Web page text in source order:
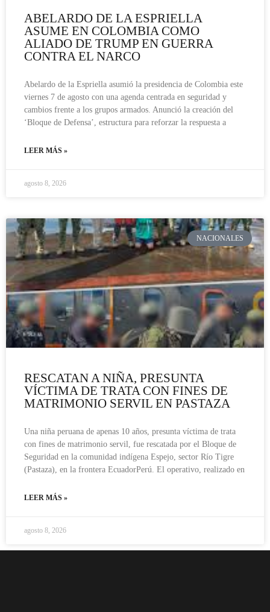
ABELARDO DE LA ESPRIELLA
ASUME EN COLOMBIA COMO
ALIADO DE TRUMP EN GUERRA
CONTRA EL NARCO
Abelardo de la Espriella asumió la presidencia de Colombia este
viernes 7 de agosto con una agenda centrada en seguridad y
cambios frente a los grupos armados. Anunció la creación del
‘Bloque de Defensa’, estructura para reforzar la respuesta a
LEER MÁS »
agosto 8, 2026
NACIONALES
RESCATAN A NIÑA, PRESUNTA
VÍCTIMA DE TRATA CON FINES DE
MATRIMONIO SERVIL EN PASTAZA
Una niña peruana de apenas 10 años, presunta víctima de trata
con fines de matrimonio servil, fue rescatada por el Bloque de
Seguridad en la comunidad indígena Espejo, sector Río Tigre
(Pastaza), en la frontera EcuadorPerú. El operativo, realizado en
LEER MÁS »
agosto 8, 2026